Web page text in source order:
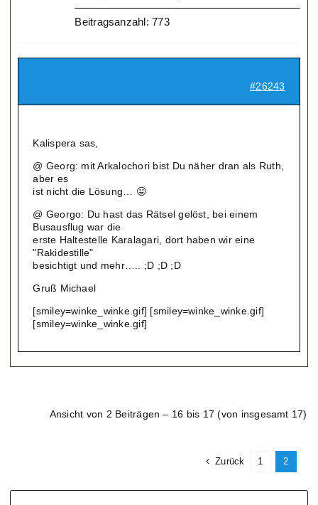
Beitragsanzahl: 773
#26243
Kalispera sas,
@ Georg: mit Arkalochori bist Du näher dran als Ruth,
aber es
ist nicht die Lösung… 😛
@ Georgo: Du hast das Rätsel gelöst, bei einem
Busausflug war die
erste Haltestelle Karalagari, dort haben wir eine
"Rakidestille"
besichtigt und mehr….. ;D ;D ;D
Gruß Michael
[smiley=winke_winke.gif] [smiley=winke_winke.gif]
[smiley=winke_winke.gif]
Ansicht von 2 Beiträgen – 16 bis 17 (von insgesamt 17)
Zurück 1 2